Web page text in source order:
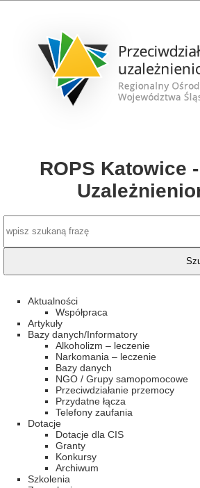
ROPS Katowice
Aktualności
Współpraca
Artykuły
Bazy danych/Informatory
Alkoholizm – leczenie
Narkomania – leczenie
Bazy danych
NGO / Grupy samopomocowe
Przeciwdziałanie przemocy
Przydatne łącza
Telefony zaufania
Dotacje
Dotacje dla CIS
Granty
Konkursy
Archiwum
Szkolenia